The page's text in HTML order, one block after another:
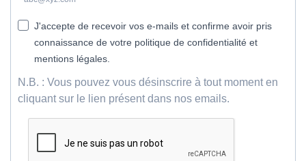
J'accepte de recevoir vos e-mails et confirme avoir pris
connaissance de votre politique de confidentialité et
mentions légales.
N.B. : Vous pouvez vous désinscrire à tout moment en
cliquant sur le lien présent dans nos emails.